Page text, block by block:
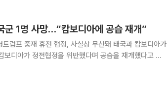
군 1명 사망…“캄보디아에 공습 재개”
휴전 협정, 사실상 무산돼 태국과 캄보디아가
디아가 정전협정을 위반했다며 공습을 재개했다고 밝
해 항공기로 캄보